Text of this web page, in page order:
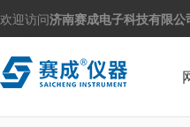
欢迎访问济南赛成电子科技有限公